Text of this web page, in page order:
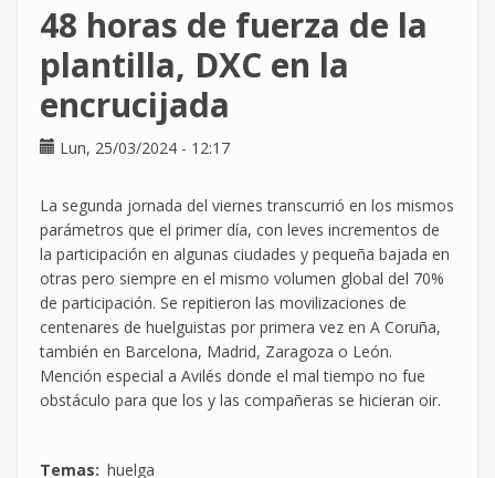
ir
al
baño
sin
que
se
la
jornada
laboral
48 horas de fuerza de la
plantilla, DXC en la
encrucijada
Lun, 25/03/2024 - 12:17
La segunda jornada del viernes transcurrió en los mismos
parámetros que el primer día, con leves incrementos de
la participación en algunas ciudades y pequeña bajada en
otras pero siempre en el mismo volumen global del 70%
de participación. Se repitieron las movilizaciones de
centenares de huelguistas por primera vez en A Coruña,
también en Barcelona, Madrid, Zaragoza o León.
Mención especial a Avilés donde el mal tiempo no fue
obstáculo para que los y las compañeras se hicieran oir.
Temas
huelga